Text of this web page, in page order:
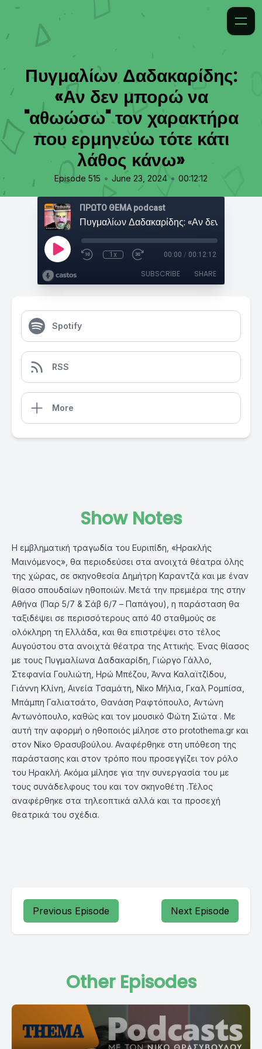
Πυγμαλίων Δαδακαρίδης:
«Αν δεν μπορώ να
"αθωώσω" τον χαρακτήρα
που ερμηνεύω τότε κάτι
λάθος κάνω»
Episode 515 • June 23, 2024 • 00:12:12
ΠΡΩΤΟ ΘΕΜΑ podcast
1x 00:00 / 00:12:12
SUBSCRIBE SHARE
Spotify
RSS
More
Show Notes
Η εμβληματική τραγωδία του Ευριπίδη, «Ηρακλής
Μαινόμενος», θα περιοδεύσει στα ανοιχτά θέατρα όλης
της χώρας, σε σκηνοθεσία Δημήτρη Καραντζά και με έναν
θίασο σπουδαίων ηθοποιών. Μετά την πρεμιέρα της στην
Αθήνα (Παρ 5/7 & Σάβ 6/7 – Παπάγου), η παράσταση θα
ταξιδέψει σε περισσότερους από 40 σταθμούς σε
ολόκληρη τη Ελλάδα, και θα επιστρέψει στο τέλος
Αυγούστου στα ανοιχτά θέατρα της Αττικής. Ένας θίασος
με τους Πυγμαλίωνα Δαδακαρίδη, Γιώργο Γάλλο,
Στεφανία Γουλιώτη, Ηρώ Μπέζου, Άννα Καλαϊτζίδου,
Γιάννη Κλίνη, Αινεία Τσαμάτη, Νίκο Μήλια, Γκαλ Ρομπίσα,
Μπάμπη Γαλιατσάτο, Θανάση Ραφτόπουλο, Αντώνη
Αντωνόπουλο, καθώς και τον μουσικό Φώτη Σιώτα . Με
αυτή την αφορμή ο ηθοποιός μίλησε στο protothema.gr και
στον Νίκο Θρασυβούλου. Αναφέρθηκε στη υπόθεση της
παράστασης και στον τρόπο που προσεγγίζει τον ρόλο
του Ηρακλή. Ακόμα μίλησε για την συνεργασία του με
τους συνάδελφους του και τον σκηνοθέτη .Τέλος
αναφέρθηκε στα τηλεοπτικά αλλά και τα προσεχή
θεατρικά του σχέδια.
Previous Episode Next Episode
Other Episodes